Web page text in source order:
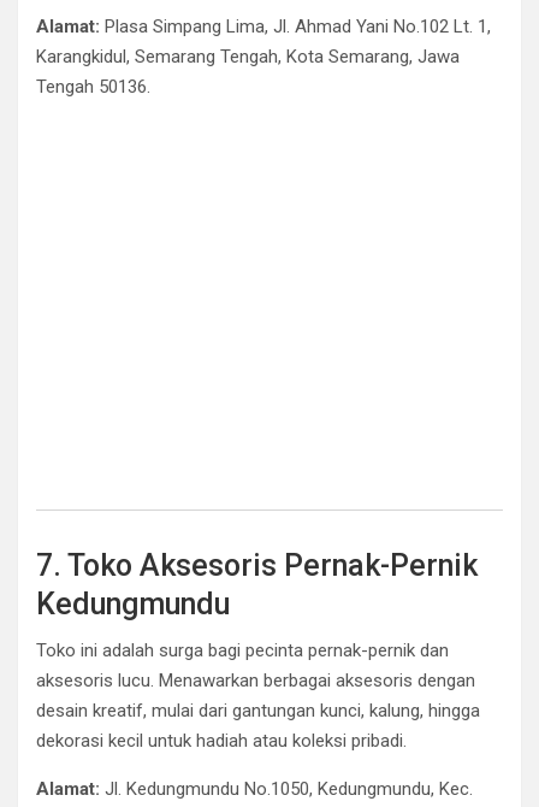
Alamat: Plasa Simpang Lima, Jl. Ahmad Yani No.102 Lt. 1,
Karangkidul, Semarang Tengah, Kota Semarang, Jawa
Tengah 50136.
7. Toko Aksesoris Pernak-Pernik
Kedungmundu
Toko ini adalah surga bagi pecinta pernak-pernik dan
aksesoris lucu. Menawarkan berbagai aksesoris dengan
desain kreatif, mulai dari gantungan kunci, kalung, hingga
dekorasi kecil untuk hadiah atau koleksi pribadi.
Alamat: Jl. Kedungmundu No.1050, Kedungmundu, Kec.